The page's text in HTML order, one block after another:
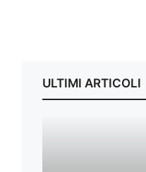
ULTIMI ARTICOLI